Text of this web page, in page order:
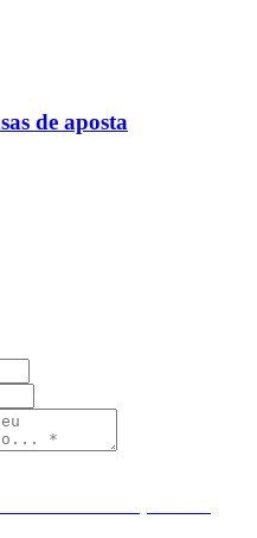
de aposta